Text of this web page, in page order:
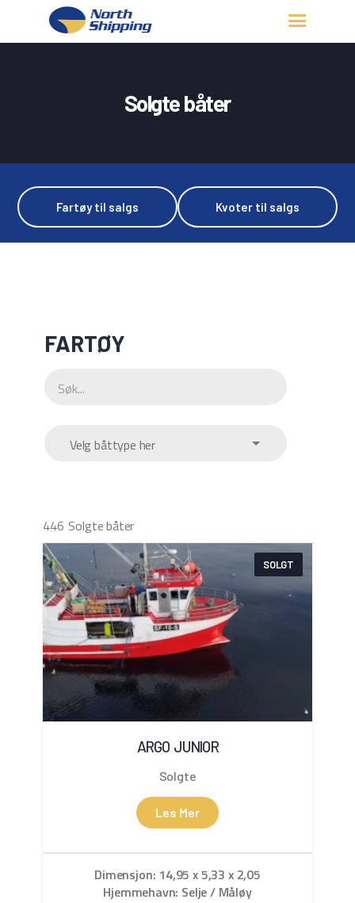
Solgte båter
Fartøy til salgs Kvoter til salgs
KONTAKT OSS
LOGG INN
FARTØY
Velg båttype her
446 Solgte båter
SOLGT
ARGO JUNIOR
Solgte
Les Mer
Dimensjon: 14,95 x 5,33 x 2,05
Hjemmehavn: Selje / Måløy